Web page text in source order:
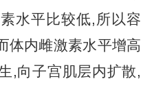
水平比较低,所以容
体内雌激素水平增高
,向子宫肌层内扩散,